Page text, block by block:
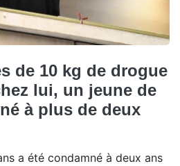
de 10 kg de drogue
lui, un jeune de
à plus de deux
a été condamné à deux ans